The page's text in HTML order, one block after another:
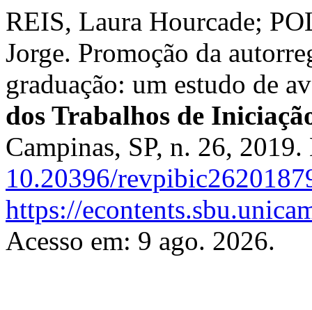
REIS, Laura Hourcade;
Jorge. Promoção da
graduação: um estudo de
dos Trabalhos de
Campinas, SP, n. 26,
10.20396/
https://
Acesso em: 9 ago. 2026.